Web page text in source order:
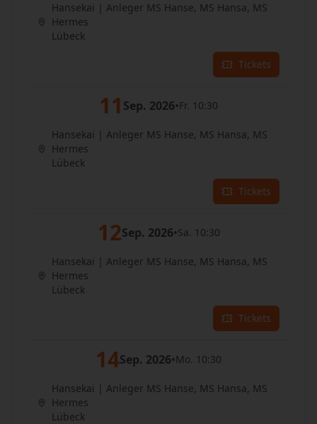
Hansekai | Anleger MS Hanse, MS Hansa, MS
Hermes
Lübeck
Tickets
11 Sep. 2026•Fr. 10:30
Hansekai | Anleger MS Hanse, MS Hansa, MS
Hermes
Lübeck
Tickets
12Sep. 2026•Sa. 10:30
Hansekai | Anleger MS Hanse, MS Hansa, MS
Hermes
Lübeck
Tickets
14Sep. 2026•Mo. 10:30
Hansekai | Anleger MS Hanse, MS Hansa, MS
Hermes
Lübeck